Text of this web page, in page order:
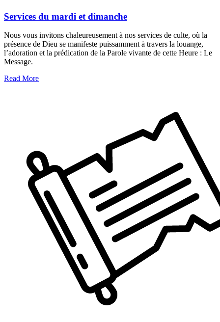
Services du mardi et dimanche
Nous vous invitons chaleureusement à nos services de culte, où la
présence de Dieu se manifeste puissamment à travers la louange,
l’adoration et la prédication de la Parole vivante de cette Heure : Le
Message.
Read More